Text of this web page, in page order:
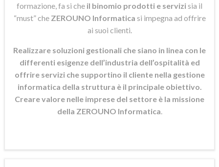
formazione, fa si che il binomio prodotti e servizisia il
“must” che ZEROUNO Informatica si impegna ad offrire
ai suoi clienti.
Realizzare soluzioni gestionali che siano in linea con le
differenti esigenze dell’industria dell’ospitalità ed
offrire servizi che supportino il cliente nella gestione
informatica della struttura è il principale obiettivo.
Creare valore nelle imprese del settore è la missione
della ZEROUNO Informatica